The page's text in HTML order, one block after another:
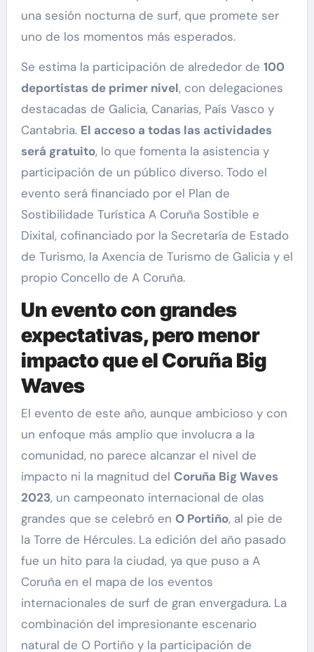
una sesión nocturna de surf, que promete ser
uno de los momentos más esperados.
Se estima la participación de alrededor de 100
deportistas de primer nivel, con delegaciones
destacadas de Galicia, Canarias, País Vasco y
Cantabria. El acceso a todas las actividades
será gratuito, lo que fomenta la asistencia y
participación de un público diverso. Todo el
evento será financiado por el Plan de
Sostibilidade Turística A Coruña Sostible e
Dixital, cofinanciado por la Secretaría de Estado
de Turismo, la Axencia de Turismo de Galicia y el
propio Concello de A Coruña.
Un evento con grandes
expectativas, pero menor
impacto que el Coruña Big
Waves
El evento de este año, aunque ambicioso y con
un enfoque más amplio que involucra a la
comunidad, no parece alcanzar el nivel de
impacto ni la magnitud del Coruña Big Waves
2023, un campeonato internacional de olas
grandes que se celebró en O Portiño, al pie de
la Torre de Hércules. La edición del año pasado
fue un hito para la ciudad, ya que puso a A
Coruña en el mapa de los eventos
internacionales de surf de gran envergadura. La
combinación del impresionante escenario
natural de O Portiño y la participación de